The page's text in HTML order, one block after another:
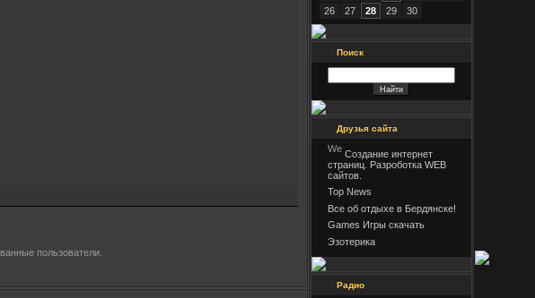
пользователи.
26
27 28 29 30
Поиск
Друзья сайта
Создание интернет
страниц. Разроботка WEB
сайтов.
Top News
Все об отдыхе в Бердянске!
Games Игры скачать
Эзотерика
Радио